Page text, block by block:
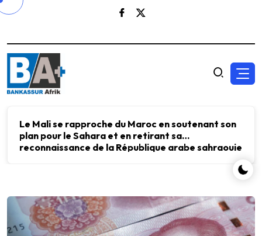
Le FMI et Kristalina Georgieva ont échangé avec
Aliko Dangote sur l’importance d’investir dans
l’énergie, les engrais et le ciment pour accélérer